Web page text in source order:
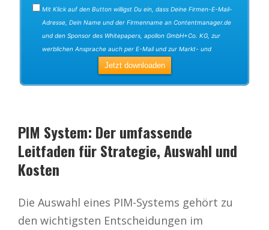
PIM System: Der umfassende
Leitfaden für Strategie, Auswahl und
Kosten
Die Auswahl eines PIM-Systems gehört zu
den wichtigsten Entscheidungen im